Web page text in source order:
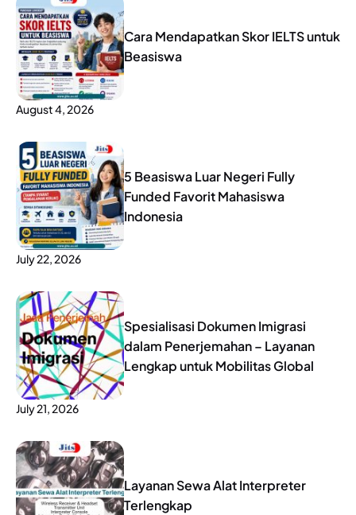
Cara Mendapatkan Skor IELTS untuk
Beasiswa
August 4, 2026
5 Beasiswa Luar Negeri Fully
Funded Favorit Mahasiswa
Indonesia
July 22, 2026
Spesialisasi Dokumen Imigrasi
dalam Penerjemahan – Layanan
Lengkap untuk Mobilitas Global
July 21, 2026
Layanan Sewa Alat Interpreter
Terlengkap